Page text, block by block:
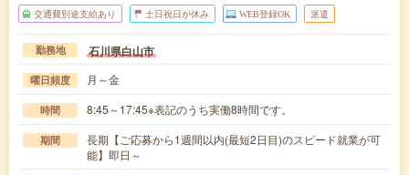
交通費別途支給あり 土日祝日が休み WEB登録OK 派遣
勤務地 石川県白山市
曜日頻度 月～金
時間 8:45～17:45※表記のうち実働8時間です。
期間
長期【ご応募から1週間以内(最短2日目)のスピード就業が可
能】即日～